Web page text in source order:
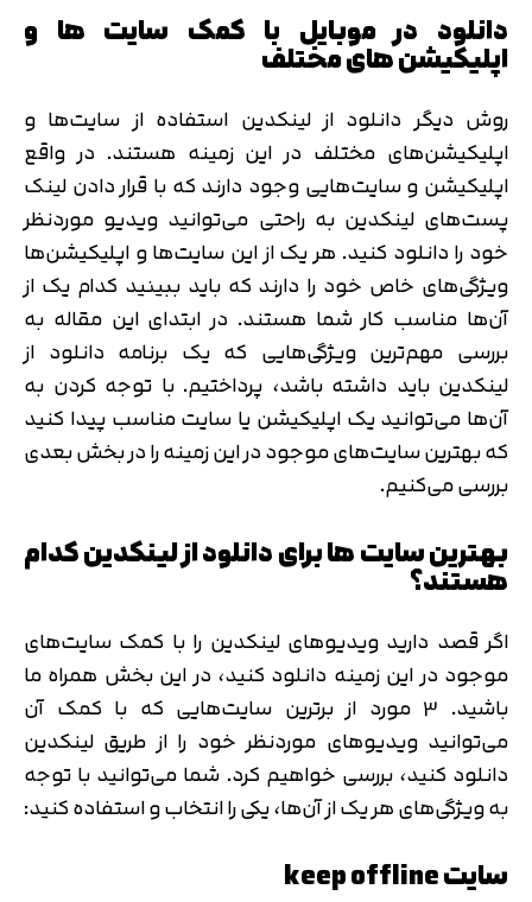
دانلود در موبایل با کمک سایت ها و
اپلیکیشن های مختلف
روش دیگر دانلود از لینکدین استفاده از سایت‌ها و
اپلیکیشن‌های مختلف در این زمینه هستند. در واقع
اپلیکیشن‌ و سایت‌هایی وجود دارند که با قرار دادن لینک
پست‌های لینکدین به راحتی می‌توانید ویدیو موردنظر
خود را دانلود کنید. هر یک از این سایت‌ها و اپلیکیشن‌ها
ویژگی‌های خاص خود را دارند که باید ببینید کدام یک از
آن‌ها مناسب کار شما هستند. در ابتدای این مقاله به
بررسی مهم‌ترین ویژگی‌هایی که یک برنامه دانلود از
لینکدین باید داشته باشد، پرداختیم. با توجه کردن به
آن‌ها می‌توانید یک اپلیکیشن یا سایت مناسب پیدا کنید
که بهترین سایت‌های موجود در این زمینه را در بخش بعدی
بررسی می‌کنیم.
بهترین سایت ها برای دانلود از لینکدین کدام
هستند؟
اگر قصد دارید ویدیوهای لینکدین را با کمک سایت‌های
موجود در این زمینه دانلود کنید، در این بخش همراه ما
باشید. 3 مورد از برترین سایت‌هایی که با کمک آن
می‌توانید ویدیوهای موردنظر خود را از طریق لینکدین
دانلود کنید، بررسی خواهیم کرد. شما می‌توانید با توجه
به ویژگی‌های هر یک از آن‌‌ها، یکی را انتخاب و استفاده کنید:
سایت keep offline